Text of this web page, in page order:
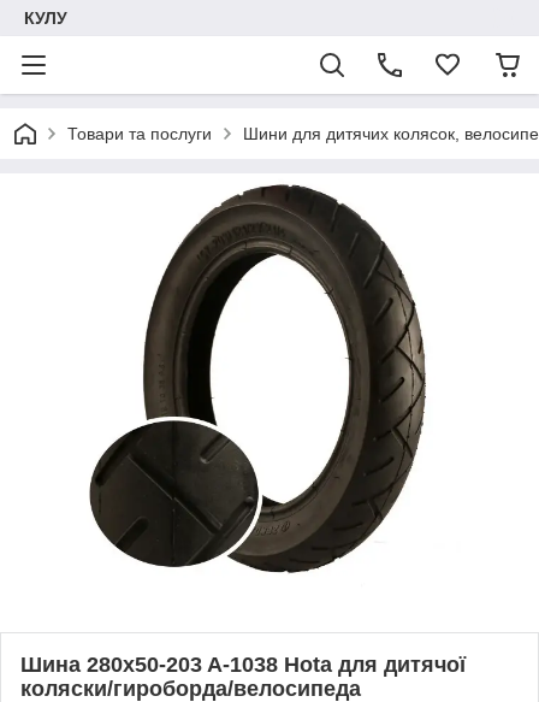
КУЛУ
Товари та послуги Шини для дитячих колясок,
Шина 280x50-203 A-1038 Hota для дитячої
коляски/гироборда/велосипеда